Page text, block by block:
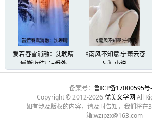
听着四下传来的窃窃私语，
得意。
他就知道，姜柚清最后选的
傅宴安凭什么和他争？
爱若春雪消融：沈晚晴
傅斯珩结局+番外
《南风不知意:宁萧云苍
显》小说
备案号： 鲁ICP备17000595号
Copyright © 2012-2026优美文学网 All
如有涉及版权的内容，请及时告知，我们将在
箱:wzipzx@163.com